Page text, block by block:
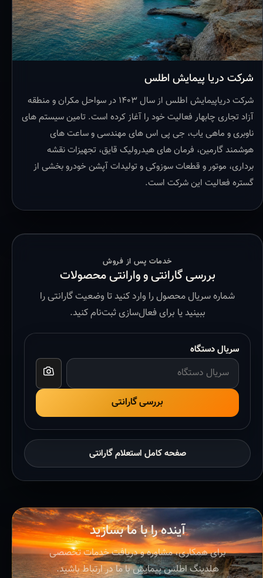
شرکت دریا پیمایش اطلس
شرکت دریاپیمایش اطلس از سال ۱۴۰۳ در سواحل مکران و منطقه
آزاد تجاری چابهار فعالیت خود را آغاز کرده است. تامین سیستم های
ناوبری و ماهی یاب، جی پی اس های مهندسی و ساعت های
هوشمند گارمین، فرمان های هیدرولیک قایق، تجهیزات نقشه
برداری، موتور و قطعات سوزوکی و تولیدات آپشن خودرو بخشی از
گستره فعالیت این شرکت است.
خدمات پس از فروش
بررسی گارانتی و وارانتی محصولات
شماره سریال محصول را وارد کنید تا وضعیت گارانتی را
ببینید یا برای فعال‌سازی ثبت‌نام کنید.
سریال دستگاه
بررسی گارانتی
صفحه کامل استعلام گارانتی
آینده را با ما بسازید
برای همکاری، مشاوره و دریافت خدمات تخصصی
هلدینگ اطلس پیمایش با ما در ارتباط باشید.